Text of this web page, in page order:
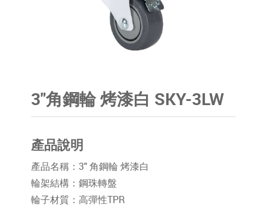
3"角鋼輪 烤漆白 SKY-3LW
產品說明
產品名稱：3" 角鋼輪 烤漆白
輪架結構：鋼珠轉盤
輪子材質：高彈性TPR